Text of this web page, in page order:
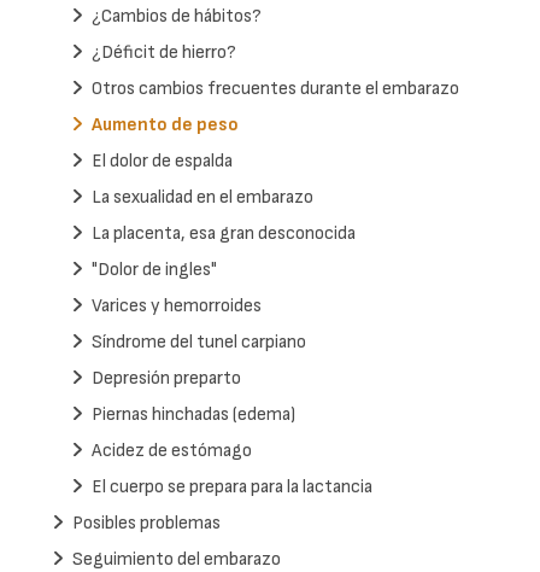
¿Cambios de hábitos?
¿Déficit de hierro?
Otros cambios frecuentes durante el embarazo
Aumento de peso
El dolor de espalda
La sexualidad en el embarazo
La placenta, esa gran desconocida
"Dolor de ingles"
Varices y hemorroides
Síndrome del tunel carpiano
Depresión preparto
Piernas hinchadas (edema)
Acidez de estómago
El cuerpo se prepara para la lactancia
Posibles problemas
Seguimiento del embarazo